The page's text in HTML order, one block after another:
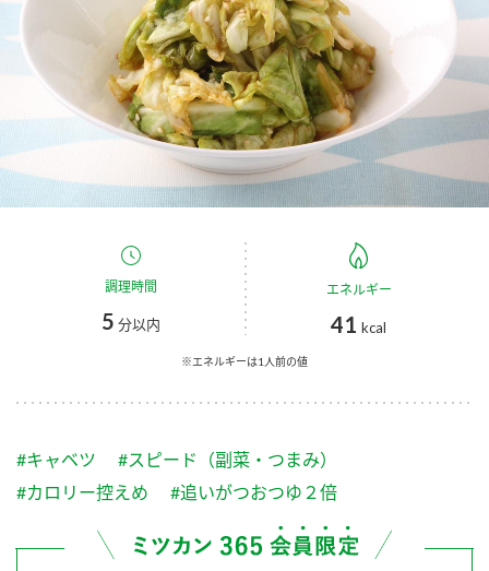
お酢ドリンク ぽん酢
みりん風・料理酒 鍋用調味料
つゆ たれ
スープ 中華
ふりかけ おすしの素
炊き込みご飯の素 米飯用調味液
ブランド・スペシャルサイト
ブランド・スペシャルサイト トップ
商品ブランドサイト
Fibee（ファイビー）
くらしプラ酢
お酢ドリンク
つゆ
納豆のサイト
三ツ判山吹
企業情報
国内事業概要
企業理念
ミツカンの歴史
ミツカンを知る
環境への取り組み
お客様相談センター
お客様の声をいかしました
調理時間
5 分以内
エネルギー
41 kcal
※エネルギーは1人前の値
#キャベツ
#スピード（副菜・つまみ）
#カロリー控えめ
#追いがつおつゆ２倍